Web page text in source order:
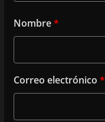
Nombre*
Correo electrónico *